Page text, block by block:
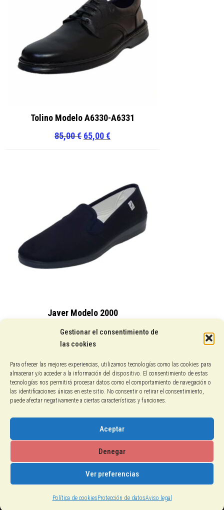
Gestionar el consentimiento de
las cookies
Para ofrecer las mejores experiencias, utilizamos tecnologías como las cookies para
almacenar y/o acceder a la información del dispositivo. El consentimiento de estas
tecnologías nos permitirá procesar datos como el comportamiento de navegación o
las identificaciones únicas en este sitio. No consentir o retirar el consentimiento,
puede afectar negativamente a ciertas características y funciones.
Aceptar
Denegar
Ver preferencias
Política de cookiesProtección de datosAviso legal
Tolino Modelo A6330-A6331
85,00€ El
85,00 €.
65,00€
65,00 €.
Javer Modelo 2000
15,25€
Conocenos
Pagos con PayPal